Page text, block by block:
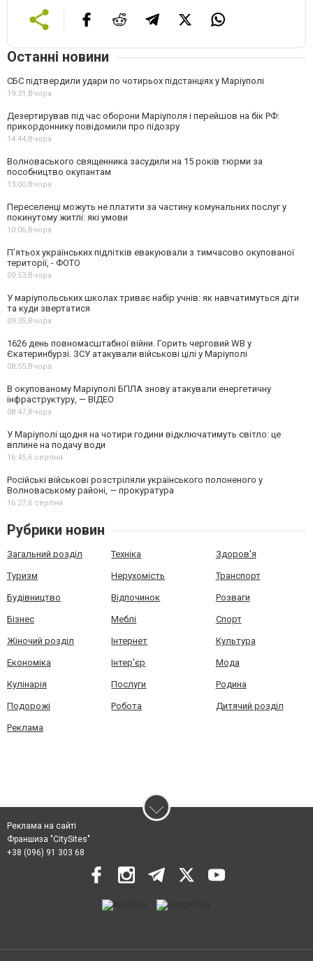
Останні новини
СБС підтвердили удари по чотирьох підстанціях у Маріуполі
19:31,Вчора
Дезертирував під час оборони Маріуполя і перейшов на бік РФ:
прикордоннику повідомили про підозру
14:44,Вчора
Волноваського священника засудили на 15 років тюрми за
пособництво окупантам
13:00,Вчора
Переселенці можуть не платити за частину комунальних послуг у
покинутому житлі: які умови
10:06,Вчора
П’ятьох українських підлітків евакуювали з тимчасово окупованої
території, - ФОТО
09:53,Вчора
У маріупольських школах триває набір учнів: як навчатимуться діти
та куди звертатися
09:35,Вчора
1626 день повномасштабної війни. Горить черговий WB у
Єкатеринбурзі. ЗСУ атакували військові цілі у Маріуполі
08:55,Вчора
В окупованому Маріуполі БПЛА знову атакували енергетичну
інфраструктуру, — ВІДЕО
08:47,Вчора
У Маріуполі щодня на чотири години відключатимуть світло: це
вплине на подачу води
16:45,6 серпня
Російські військові розстріляли українського полоненого у
Волноваському районі, — прокуратура
16:27,6 серпня
Рубрики новин
Загальний розділ Техніка Здоров'я
Туризм Нерухомість Транспорт
Будівництво Відпочинок Розваги
Бізнес Меблі Спорт
Жіночий розділ Інтернет Культура
Економіка Інтер'єр Мода
Кулінарія Послуги Родина
Подорожі Робота Дитячий розділ
Реклама
Реклама на сайті
Франшиза "CitySites"
+38 (096) 91 303 68